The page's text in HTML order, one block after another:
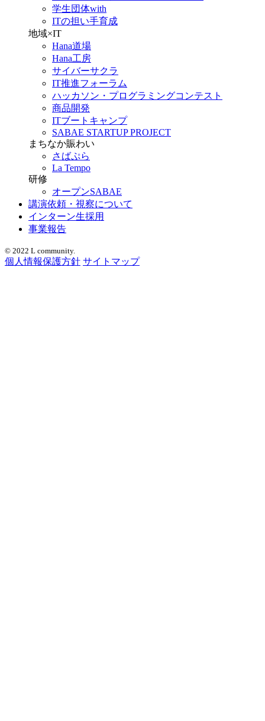
学生団体with
ITの担い手育成
地域×IT
Hana道場
Hana工房
サイバーサクラ
IT推進フォーラム
ハッカソン・プログラミングコンテスト
商品開発
ITブートキャンプ
SABAE STARTUP PROJECT
まちなか賑わい
さばぷら
La Tempo
研修
オープンSABAE
講演依頼・視察について
インターン生採用
事業報告
© 2022 L community.
個人情報保護方針 サイトマップ